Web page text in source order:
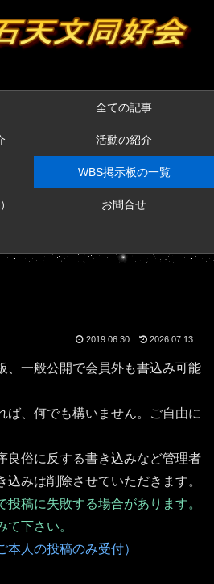
全ての記事
活動の紹介
WBS掲示板の一覧
お問合せ
2019.06.30 2026.07.13
、一般公開で会員外も書込み可能
ば、何でも構いません。ご自由に
良俗に反する書き込みなど管理者
込みは削除させていただきます。
投稿に失敗する場合があります。
て下さい。
人の投稿のみ受付）